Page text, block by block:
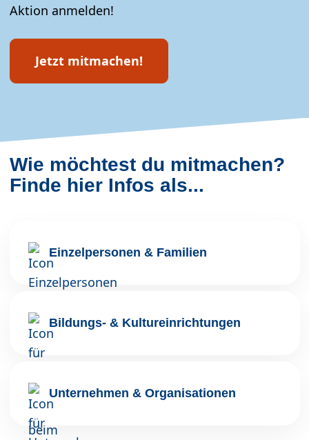
Aktion anmelden!
Jetzt mitmachen!
Wie möchtest du mitmachen?
Finde hier Infos als...
Einzelpersonen & Familien
Bildungs- & Kultureinrichtungen
Unternehmen & Organisationen